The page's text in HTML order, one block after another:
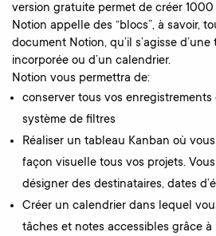
version gratuite permet de créer
Notion appelle des “blocs”, à savoir,
document Notion, qu’il s’agisse
incorporée ou d’un calendrier.
Notion vous permettra de:
conserver tous vos enregistrements
système de filtres
Réaliser un tableau Kanban où
façon visuelle tous vos projets.
désigner des destinataires, dates
Créer un calendrier dans lequel
tâches et notes accessibles grâce à